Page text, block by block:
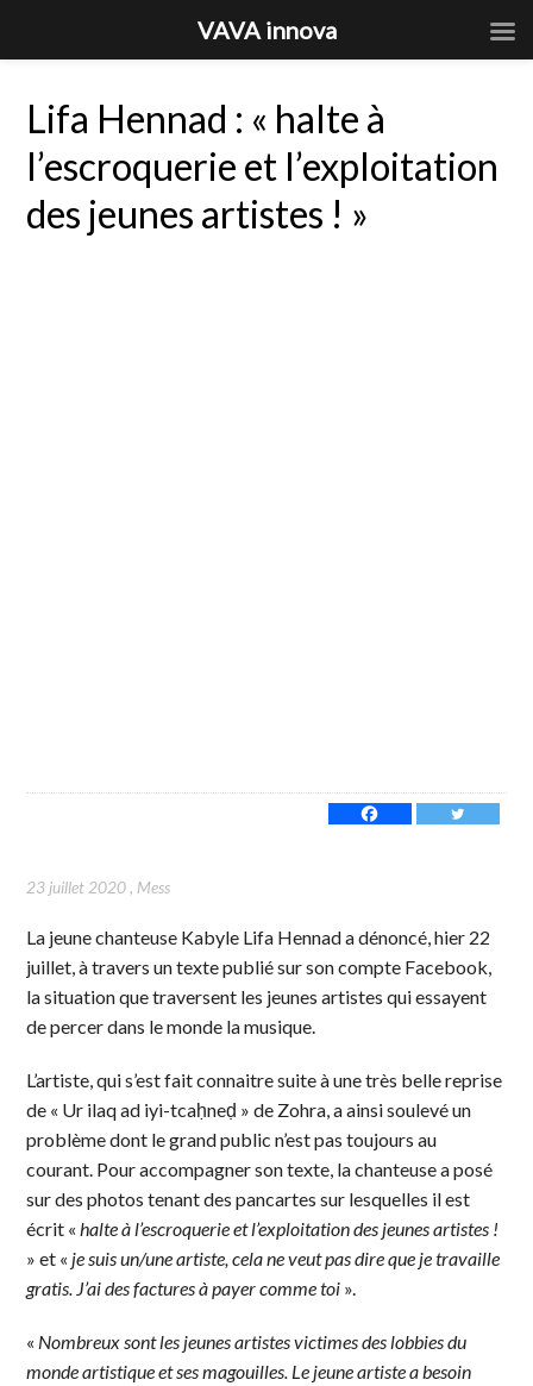
Lifa Hennad : « halte à
l’escroquerie et l’exploitation
des jeunes artistes ! »
23 juillet 2020, Mess
La jeune chanteuse Kabyle Lifa Hennad a dénoncé, hier 22
juillet, à travers un texte publié sur son compte Facebook,
la situation que traversent les jeunes artistes qui essayent
de percer dans le monde la musique.
L’artiste, qui s’est fait connaitre suite à une très belle reprise
de « Ur ilaq ad iyi-tcaḥneḍ » de Zohra, a ainsi soulevé un
problème dont le grand public n’est pas toujours au
courant. Pour accompagner son texte, la chanteuse a posé
sur des photos tenant des pancartes sur lesquelles il est
écrit «halte à l’escroquerie et l’exploitation des jeunes artistes !
» et « je suis un/une artiste, cela ne veut pas dire que je travaille
gratis. J’ai des factures à payer comme toi ».
« Nombreux sont les jeunes artistes victimes des lobbies du
monde artistique et ses magouilles. Le jeune artiste a besoin
VAVA innova